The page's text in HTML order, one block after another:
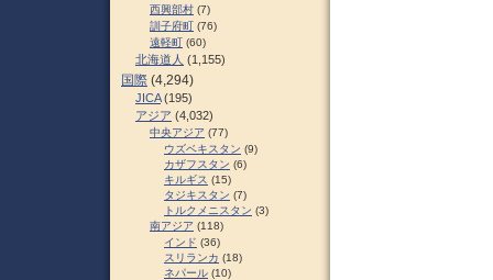
西興部村 (7)
訓子府町 (76)
遠軽町 (60)
北海道人 (1,155)
国際 (4,294)
JICA(195)
アジア (4,032)
中央アジア (77)
ウズベキスタン (9)
カザフスタン (6)
キルギス (15)
タジキスタン (7)
トルクメニスタン (3)
南アジア (118)
インド (36)
スリランカ (18)
ネパール (10)